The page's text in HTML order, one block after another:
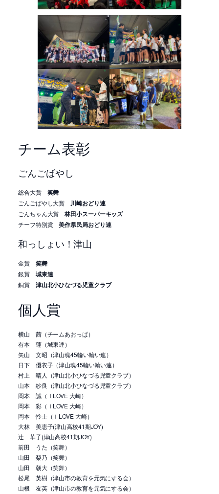
チーム表彰
ごんごばやし
総合大賞 笑舞
ごんごばやし大賞 川崎おどり連
ごんちゃん大賞林田小スーパーキッズ
チーフ特別賞美作県民局おどり連
和っしょい！津山
金賞 笑舞
銀賞 城東連
銅賞 津山北小ひなづる児童クラブ
個人賞
横山 茜（チームあおっぱ）
有本 蓮（城東連）
矢山 文昭（津山魂45輪い輪い連）
日下 優衣子（津山魂45輪い輪い連）
村上 晴人（津山北小ひなづる児童クラブ）
山本 紗良（津山北小ひなづる児童クラブ）
岡本 誠（ＩLOVE 大崎）
岡本 彩（ＩLOVE 大崎）
岡本 怜士（ＩLOVE 大崎）
大林 美恵子(津山高校41期JOY)
辻 華子(津山高校41期JOY)
前田 うた（笑舞）
山田 梨乃（笑舞）
山田 朝大（笑舞）
松尾 英樹（津山市の教育を元気にする会）
山根 友英（津山市の教育を元気にする会）